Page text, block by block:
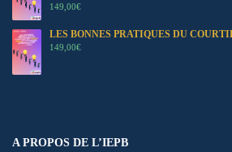
149,00€
LES BONNES PRATIQUES DU
149,00€
A PROPOS DE L’IEPB